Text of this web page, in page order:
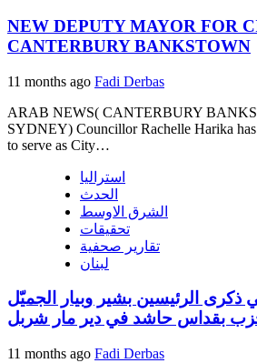
NEW DEPUTY MAYOR FOR
CANTERBURY BANKSTOWN
11 months ago Fadi Derbas
ARAB NEWS( CANTERBURY
SYDNEY) Councillor Rachelle Harika has
to serve as City…
استراليا
الحدث
الشرق الاوسط
تحقيقات
تقارير صحفية
لبنان
ذكرى الرئيسين بشير وبيار الجميّل
بقداس حاشد في دير مار شربل
11 months ago Fadi Derbas